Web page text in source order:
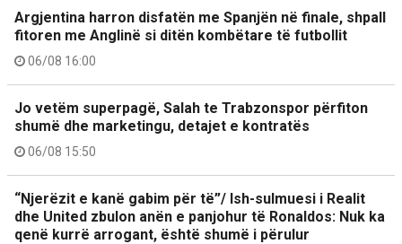
Argjentina harron disfatën me Spanjën në finale, shpall
fitoren me Anglinë si ditën kombëtare të futbollit
06/08 16:00
Jo vetëm superpagë, Salah te Trabzonspor përfiton
shumë dhe marketingu, detajet e kontratës
06/08 15:50
“Njerëzit e kanë gabim për të”/ Ish-sulmuesi i Realit
dhe United zbulon anën e panjohur të Ronaldos: Nuk ka
qenë kurrë arrogant, është shumë i përulur